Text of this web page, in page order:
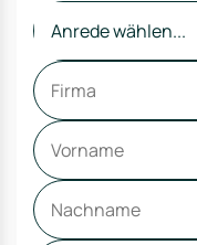
Anrede wählen...